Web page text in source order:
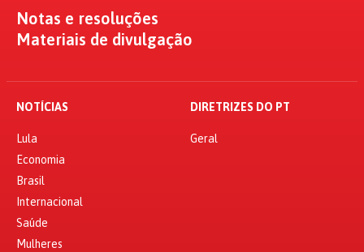
Notas e resoluções
Materiais de divulgação
NOTÍCIAS
Lula
Economia
Brasil
Internacional
Saúde
Mulheres
DIRETRIZES DO PT
Geral